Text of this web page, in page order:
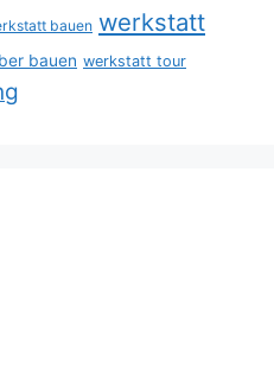
bauen werkstatt
bauen werkstatt tour